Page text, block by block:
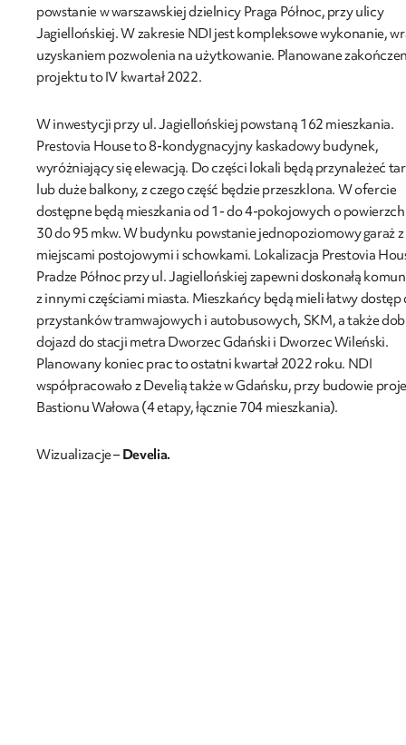
powstanie w warszawskiej dzielnicy Praga Północ, przy ulicy
Jagiellońskiej. W zakresie NDI jest kompleksowe wykonanie,
uzyskaniem pozwolenia na użytkowanie. Planowane
projektu to IV kwartał 2022.
W inwestycji przy ul. Jagiellońskiej powstaną 162 mieszkania.
Prestovia House to 8-kondygnacyjny kaskadowy budynek,
wyróżniający się elewacją. Do części lokali będą przynależeć
lub duże balkony, z czego część będzie przeszklona. W ofercie
dostępne będą mieszkania od 1- do 4-pokojowych o
30 do 95 mkw. W budynku powstanie jednopoziomowy garaż z
miejscami postojowymi i schowkami. Lokalizacja Prestovia
Pradze Północ przy ul. Jagiellońskiej zapewni doskonałą
z innymi częściami miasta. Mieszkańcy będą mieli łatwy dostęp
przystanków tramwajowych i autobusowych, SKM, a także
dojazd do stacji metra Dworzec Gdański i Dworzec Wileński.
Planowany koniec prac to ostatni kwartał 2022 roku. NDI
współpracowało z Develią także w Gdańsku, przy budowie
Bastionu Wałowa (4 etapy, łącznie 704 mieszkania).
Wizualizacje – Develia.